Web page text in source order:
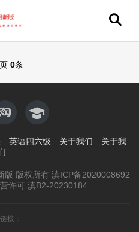
页 0条
英语四六级 关于我们
关于我
版权所有 滇ICP备2020008692
许可 滇B2-20230184
接：